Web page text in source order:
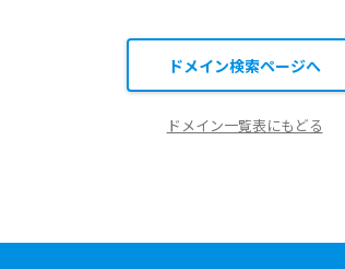
ドメイン検索ページへ
ドメイン一覧表にもどる